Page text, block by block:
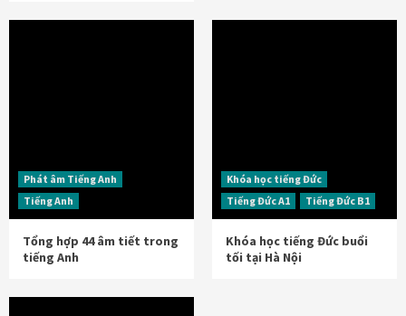
Phát âm Tiếng Anh
Tiếng Anh
Tổng hợp 44 âm tiết trong
tiếng Anh
Khóa học tiếng Đức
Tiếng Đức A1
Tiếng Đức B1
Khóa học tiếng Đức buổi
tối tại Hà Nội